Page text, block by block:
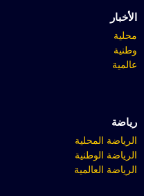
الأخبار
محلية
وطنية
عالمية
رياضة
الرياضة المحلية
الرياضة الوطنية
الرياضة العالمية